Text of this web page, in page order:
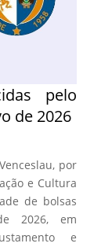
pelo
de 2026
por
e Cultura
de bolsas
2026, em
e